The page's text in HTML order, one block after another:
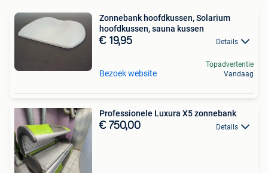
Zonnebank hoofdkussen, Solarium
hoofdkussen, sauna kussen
€ 19,95 Details
Bezoek website
Topadvertentie
Vandaag
Professionele Luxura X5 zonnebank
€ 750,00 Details